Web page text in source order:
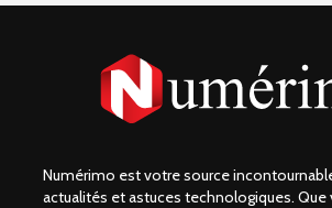
Numérimo est votre source
actualités et astuces technologiques. Que